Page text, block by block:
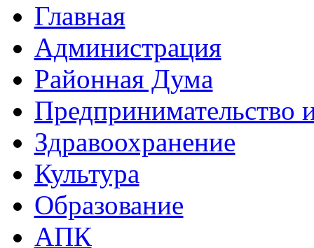
Главная
Администрация
Районная Дума
Предпринимательство
Здравоохранение
Культура
Образование
АПК